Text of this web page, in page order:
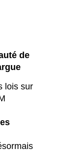
de
lois sur